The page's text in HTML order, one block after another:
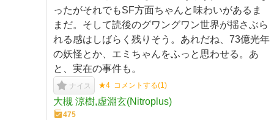
ったがそれでもSF方面ちゃんと味わいがあるま
まだ。そして読後のグワングワン世界が揺さぶら
れる感はしばらく残りそう。あれだね、73億光年
の妖怪とか、エミちゃんをふっと思わせる。あ
と、実在の事件も。
ナイス ★4 コメントする(1)
大槻 涼樹,虚淵玄(Nitroplus)
475